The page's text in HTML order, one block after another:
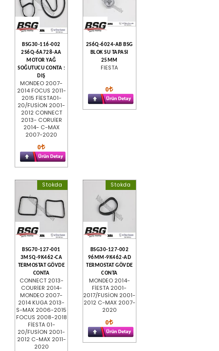
BSG30-116-002
2S6Q-6A728-AA
MOTOR YAĞ
SOĞUTUCU CONTA :
DIŞ
MONDEO 2007-
2014 FOCUS 2011-
2015 FİESTA01-
20/FUSİON 2001-
2012 CONNECT
2013- CORUİER
2014- C-MAX
2007-2020
0
2S6Q-6024-AB BSG
BLOK SU TAPASI
25MM
FIESTA
0
Stokda
BSG70-127-001
3M5Q-9K462-CA
TERMOSTAT GÖVDE
CONTA
CONNECT 2013-
COURİER 2014-
MONDEO 2007-
2014 KUGA 2013-
S-MAX 2006-2015
FOCUS 2008-2018
FİESTA 01-
20/FUSİON 2001-
2012 C-MAX 2011-
2020
Stokda
BSG30-127-002
96MM-9K462-AD
TERMOSTAT GÖVDE
CONTA
MONDEO 2014-
FİESTA 2001-
2017/FUSİON 2001-
2012 C-MAX 2007-
2020
0